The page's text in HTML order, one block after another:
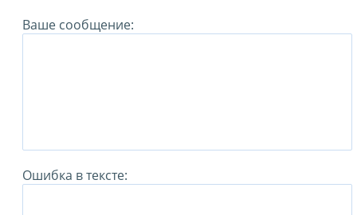
Ваше сообщение:
Ошибка в тексте: